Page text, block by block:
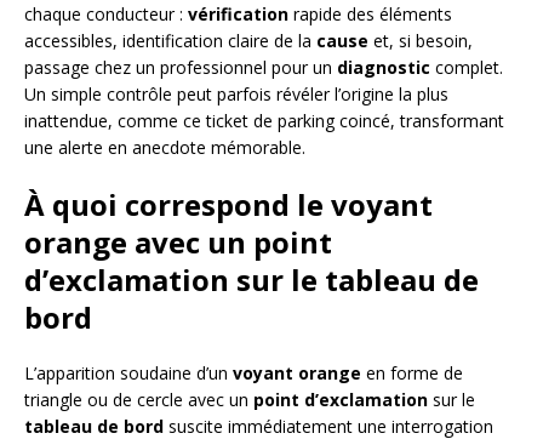
chaque conducteur : vérification rapide des éléments
accessibles, identification claire de la cause et, si besoin,
passage chez un professionnel pour un diagnostic complet.
Un simple contrôle peut parfois révéler l’origine la plus
inattendue, comme ce ticket de parking coincé, transformant
une alerte en anecdote mémorable.
À quoi correspond le voyant
orange avec un point
d’exclamation sur le tableau de
bord
L’apparition soudaine d’un voyant orange en forme de
triangle ou de cercle avec un point d’exclamation sur le
tableau de bord suscite immédiatement une interrogation